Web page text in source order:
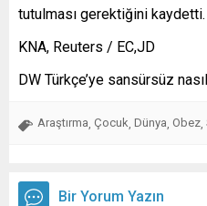
tutulması gerektiğini kaydetti.
KNA, Reuters / EC,JD
DW Türkçe’ye sansürsüz
Araştırma Çocuk Dünya Obez
Bir Yorum Yazın